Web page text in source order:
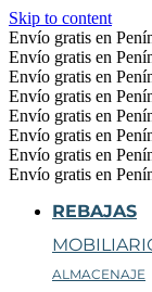
Skip to content
Envío gratis en
Envío gratis en
Envío gratis en
Envío gratis en
Envío gratis en
Envío gratis en
Envío gratis en
Envío gratis en
REBAJAS
ALMACENAJE